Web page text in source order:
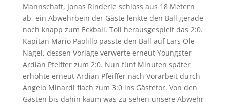
Mannschaft, Jonas Rinderle schloss aus 18 Metern
ab, ein Abwehrbein der Gäste lenkte den Ball gerade
noch knapp zum Eckball. Toll herausgespielt das 2:0.
Kapitän Mario Paolillo passte den Ball auf Lars Ole
Nagel, dessen Vorlage verwerte erneut Youngster
Ardian Pfeiffer zum 2:0. Nun fünf Minuten später
erhöhte erneut Ardian Pfeiffer nach Vorarbeit durch
Angelo Minardi flach zum 3:0 ins Gästetor. Von den
Gästen bis dahin kaum was zu sehen,unsere Abwehr